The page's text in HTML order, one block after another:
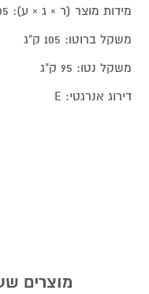
מידות מוצר (ר × ג × ע): 905 × 1775 × 730 מ"מ
משקל ברוטו: 105 ק"ג
משקל נטו: 95 ק"ג
דירוג אנרגטי: E
מוצרים